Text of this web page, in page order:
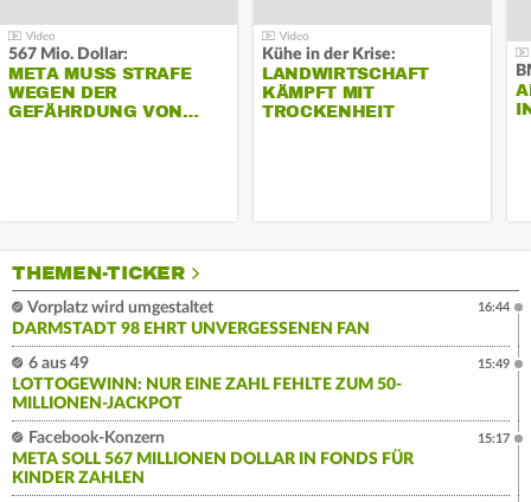
567 Mio. Dollar:
META MUSS STRAFE
WEGEN DER
GEFÄHRDUNG VON…
Kühe in der Krise:
LANDWIRTSCHAFT
KÄMPFT MIT
TROCKENHEIT
THEMEN-TICKER
Vorplatz wird umgestaltet
DARMSTADT 98 EHRT UNVERGESSENEN FAN
16:44
6 aus 49
LOTTOGEWINN: NUR EINE ZAHL FEHLTE ZUM 50-
MILLIONEN-JACKPOT
15:49
Facebook-Konzern
META SOLL 567 MILLIONEN DOLLAR IN FONDS FÜR
KINDER ZAHLEN
15:17